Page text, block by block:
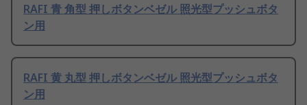
RAFI 青 角型 押しボタンベゼル 照光型プッシュボタ
ン用
RAFI 黄 丸型 押しボタンベゼル 照光型プッシュボタ
ン用